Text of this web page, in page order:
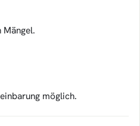
Mängel.
möglich.